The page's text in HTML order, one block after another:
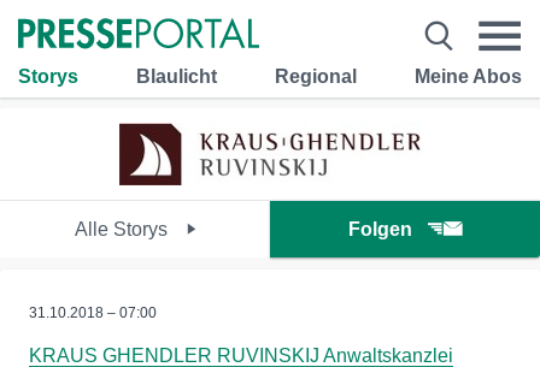
Storys Blaulicht Regional Meine Abos
Alle Storys Folgen
31.10.2018 – 07:00
KRAUS GHENDLER RUVINSKIJ Anwaltskanzlei